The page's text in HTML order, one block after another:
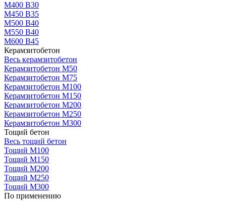
М400 В30
М450 В35
М500 В40
М550 В40
М600 В45
Керамзитобетон
Весь керамзитобетон
Керамзитобетон М50
Керамзитобетон М75
Керамзитобетон М100
Керамзитобетон М150
Керамзитобетон М200
Керамзитобетон М250
Керамзитобетон М300
Тощий бетон
Весь тощий бетон
Тощий М100
Тощий М150
Тощий М200
Тощий М250
Тощий М300
По применению